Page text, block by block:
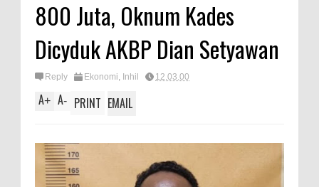
800 Juta, Oknum Kades
Dicyduk AKBP Dian Setyawan
Reply Ekonomi, Inhil 12.03.00
A+ A- PRINT EMAIL